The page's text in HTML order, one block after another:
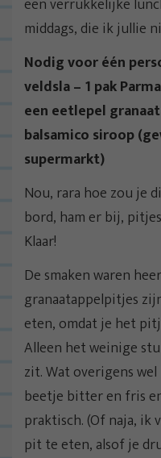
middags, die ik jullie
Nodig voor één
veldsla – 1 pak
een eetlepel
balsamico siroop
supermarkt)
Nou, rara hoe zou je
bord, ham er bij,
Klaar!
De smaken waren
granaatappelpitjes
eten, omdat je het
Alleen het weinige
zit. Wat overigens
beetje bitter en fris
praktisch. (Of naja, ik
pit te eten, alsof je